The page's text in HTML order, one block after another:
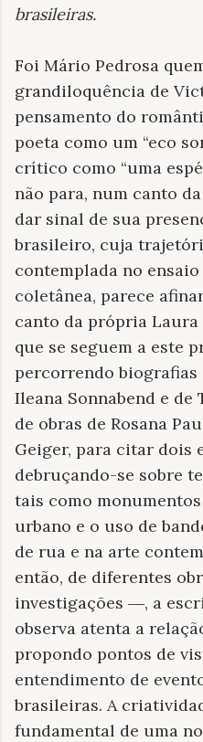
brasileiras.
Foi Mário Pedrosa
grandiloquência de
pensamento do
poeta como um “eco
crítico como “uma
não para, num canto
dar sinal de sua
brasileiro, cuja
contemplada no
coletânea, parece
canto da própria
que se seguem a este
percorrendo biografias
Ileana Sonnabend e de
de obras de Rosana
Geiger, para citar dois
debruçando-se sobre
tais como
urbano e o uso de
de rua e na arte
então, de diferentes
investigações ―, a
observa atenta a
propondo pontos de
entendimento de
brasileiras. A
fundamental de uma